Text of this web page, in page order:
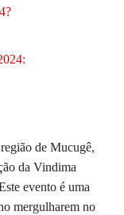
de Mucugê,
da Vindima
evento é uma
mergulharem no